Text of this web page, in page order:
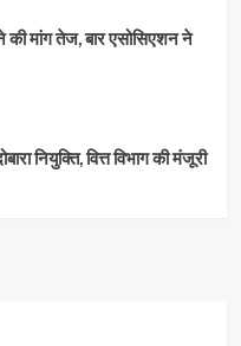
की मांग तेज, बार एसोसिएशन ने
नियुक्ति, वित्त विभाग की मंजूरी